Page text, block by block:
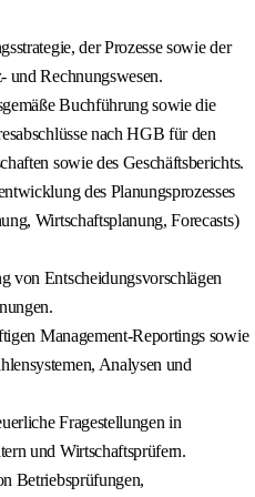
der Prozesse sowie der
und Rechnungswesen.
Buchführung sowie die
nach HGB für den
sowie des Geschäftsberichts.
des Planungsprozesses
Wirtschaftsplanung, Forecasts)
von Entscheidungsvorschlägen
Management-Reportings sowie
Analysen und
Fragestellungen in
und Wirtschaftsprüfern.
Betriebsprüfungen,